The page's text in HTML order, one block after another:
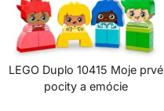
LEGO Duplo 10415 Moje prvé
pocity a emócie